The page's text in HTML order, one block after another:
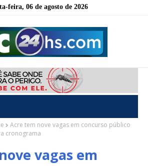
feira, 06 de agosto de 2026
Acre tem nove vagas em concurso público
cronograma
vagas em